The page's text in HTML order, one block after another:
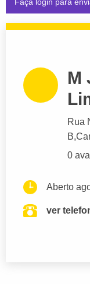
M
Rua
B,
0
Aberto
ver